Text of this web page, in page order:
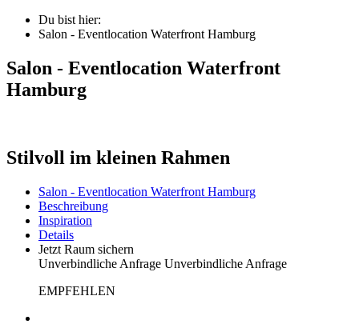
Du bist hier:
Salon - Eventlocation Waterfront Hamburg
Salon - Eventlocation Waterfront
Hamburg
Stilvoll im kleinen Rahmen
Salon - Eventlocation Waterfront Hamburg
Beschreibung
Inspiration
Details
Jetzt Raum sichern
Unverbindliche Anfrage Unverbindliche Anfrage
EMPFEHLEN